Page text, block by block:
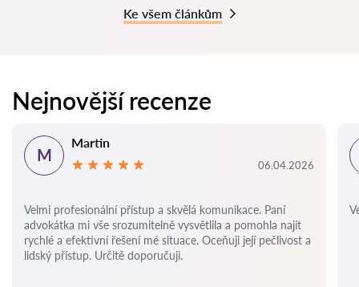
Ke všem článkům
Nejnovější recenze
M
Martin
06.04.2026
Velmi profesionální přístup a skvělá komunikace. Paní
advokátka mi vše srozumitelně vysvětlila a pomohla najít
rychlé a efektivní řešení mé situace. Oceňuji její pečlivost a
lidský přístup. Určitě doporučuji.